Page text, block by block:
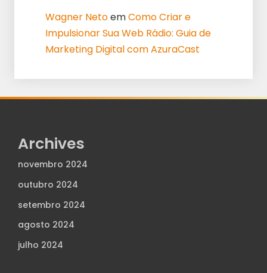
Wagner NetoemComo Criar e
Impulsionar Sua Web Rádio: Guia de
Marketing Digital com AzuraCast
Archives
novembro 2024
outubro 2024
setembro 2024
agosto 2024
julho 2024